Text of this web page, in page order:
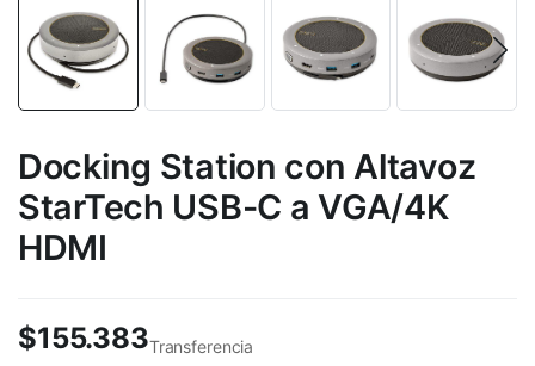
Docking Station con Altavoz
StarTech USB-C a VGA/4K
HDMI
$155.383Transferencia